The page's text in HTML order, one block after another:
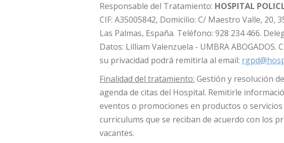
Responsable del Tratamiento: HOSPITAL
CIF: A35005842, Domicilio: C/ Maestro Valle, 20,
Las Palmas, España. Teléfono: 928 234 466.
Datos: Lilliam Valenzuela - UMBRA ABOGADOS.
su privacidad podrá remitirla al email:
Finalidad del tratamiento: Gestión y resolución
agenda de citas del Hospital. Remitirle
eventos o promociones en productos o
curriculums que se reciban de acuerdo con los
vacantes.